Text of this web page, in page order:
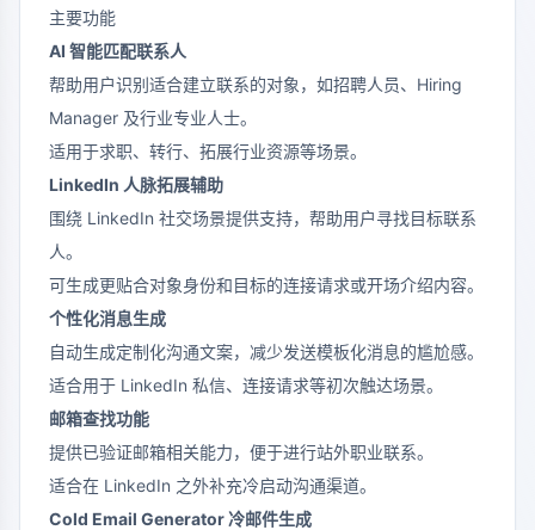
主要功能
AI 智能匹配联系人
帮助用户识别适合建立联系的对象，如招聘人员、Hiring
Manager 及行业专业人士。
适用于求职、转行、拓展行业资源等场景。
LinkedIn 人脉拓展辅助
围绕 LinkedIn 社交场景提供支持，帮助用户寻找目标联系
人。
可生成更贴合对象身份和目标的连接请求或开场介绍内容。
个性化消息生成
自动生成定制化沟通文案，减少发送模板化消息的尴尬感。
适合用于 LinkedIn 私信、连接请求等初次触达场景。
邮箱查找功能
提供已验证邮箱相关能力，便于进行站外职业联系。
适合在 LinkedIn 之外补充冷启动沟通渠道。
Cold Email Generator 冷邮件生成